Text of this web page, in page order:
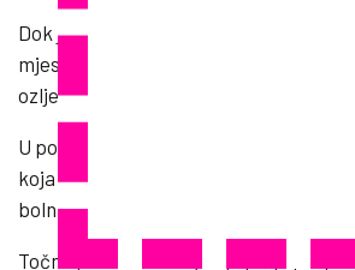
Dok je muškarac od zadobivenih
mjestu događaja, devetomjesečna
ozljedama opasnim po život prevezena
U pogođenom stanu policija je zatekla
koja je imala po život opasne ubodne
bolnicu.
Točna pozadina tragedije još je